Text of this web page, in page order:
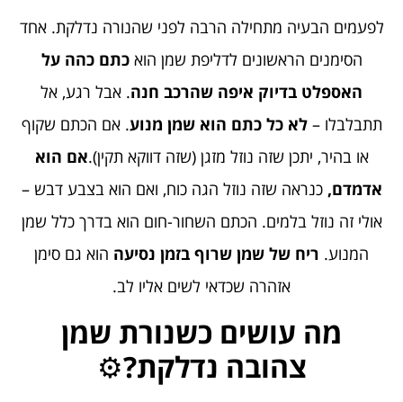
לפעמים הבעיה מתחילה הרבה לפני שהנורה נדלקת. אחד
הסימנים הראשונים לדליפת שמן הואכתם כהה על
האספלט בדיוק איפה שהרכב חנה. אבל רגע, אל
תתבלבלו –לא כל כתם הוא שמן מנוע. אם הכתם שקוף
או בהיר, יתכן שזה נוזל מזגן (שזה דווקא תקין).אם הוא
אדמדם, כנראה שזה נוזל הגה כוח, ואם הוא בצבע דבש –
אולי זה נוזל בלמים. הכתם השחור-חום הוא בדרך כלל שמן
המנוע. ריח של שמן שרוף בזמן נסיעה הוא גם סימן
אזהרה שכדאי לשים אליו לב.
מה עושים כשנורת שמן
צהובה נדלקת?⚙️